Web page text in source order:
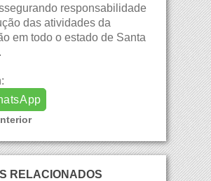
responsabilidade
das atividades da
em todo o estado de Santa
RELACIONADOS